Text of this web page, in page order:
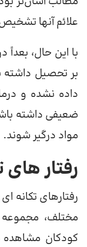
علائم آنها
داده نشده و
ضعیفی داشته
مواد درگیر شوند.
رفتار های
رفتارهای تکانه
مختلف، مجموعه
کودکان مشاهده